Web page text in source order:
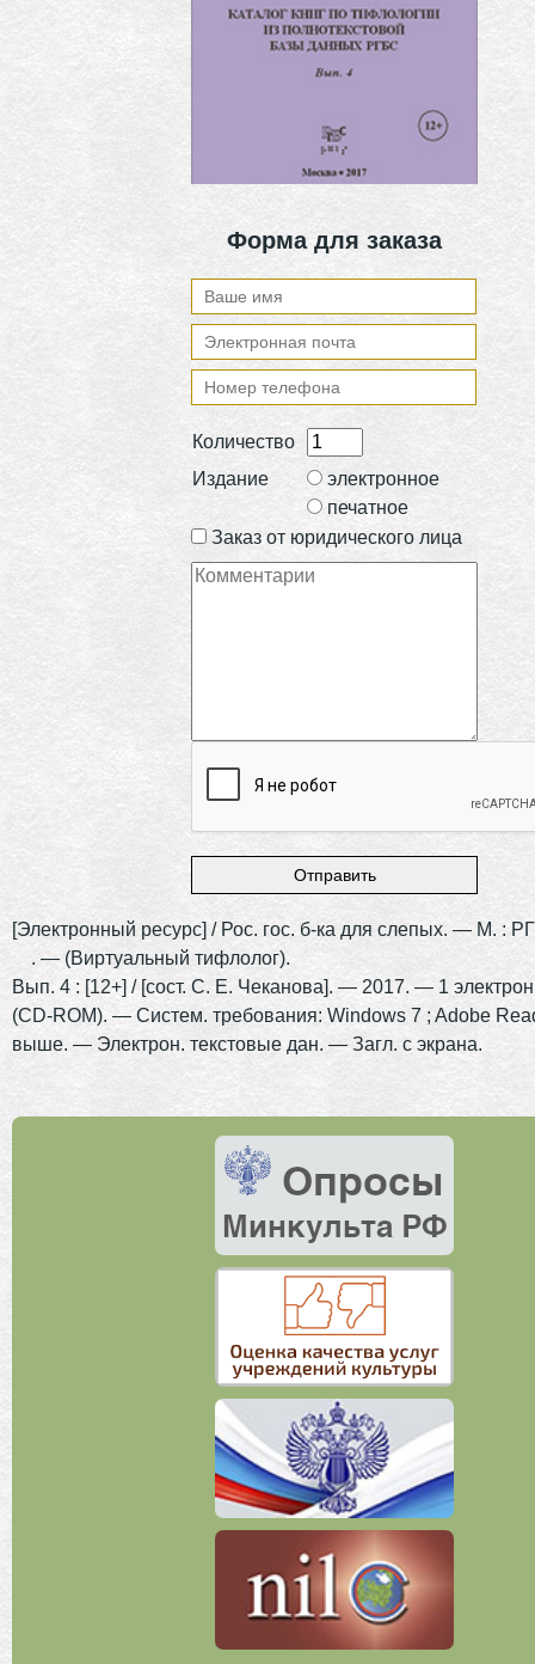
Форма для заказа
Количество
Издание
электронное
печатное
Заказ от юридического лица
[Электронный ресурс] / Рос. гос. б-ка для слепых. — М. :
. — (Виртуальный тифлолог).
Вып. 4 : [12+] / [сост. С. Е. Чеканова]. — 2017. — 1
(CD-ROM). — Систем. требования: Windows 7 ; Adobe
выше. — Электрон. текстовые дан. — Загл. с экрана.